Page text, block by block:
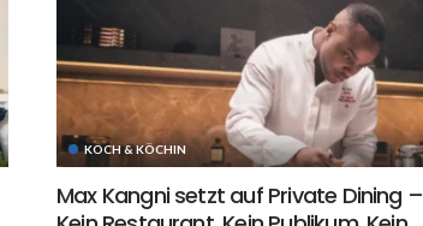
KOCH & KÖCHIN
Max Kangni setzt auf Private Dining –